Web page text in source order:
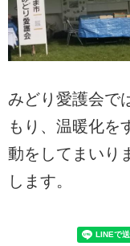
みどり愛護会で
もり、温暖化を
動をしてまいり
します。